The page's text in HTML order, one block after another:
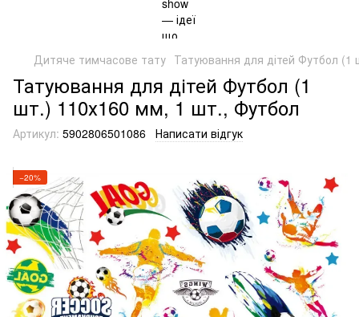
Дитяче тимчасове тату Татуювання для дітей Футбол
Татуювання для дітей Футбол (1
шт.) 110х160 мм, 1 шт., Футбол
Артикул: 5902806501086 Написати відгук
−20%